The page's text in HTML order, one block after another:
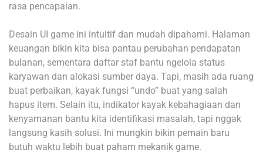
rasa pencapaian.
Desain UI game ini intuitif dan mudah dipahami. Halaman
keuangan bikin kita bisa pantau perubahan pendapatan
bulanan, sementara daftar staf bantu ngelola status
karyawan dan alokasi sumber daya. Tapi, masih ada ruang
buat perbaikan, kayak fungsi “undo” buat yang salah
hapus item. Selain itu, indikator kayak kebahagiaan dan
kenyamanan bantu kita identifikasi masalah, tapi nggak
langsung kasih solusi. Ini mungkin bikin pemain baru
butuh waktu lebih buat paham mekanik game.